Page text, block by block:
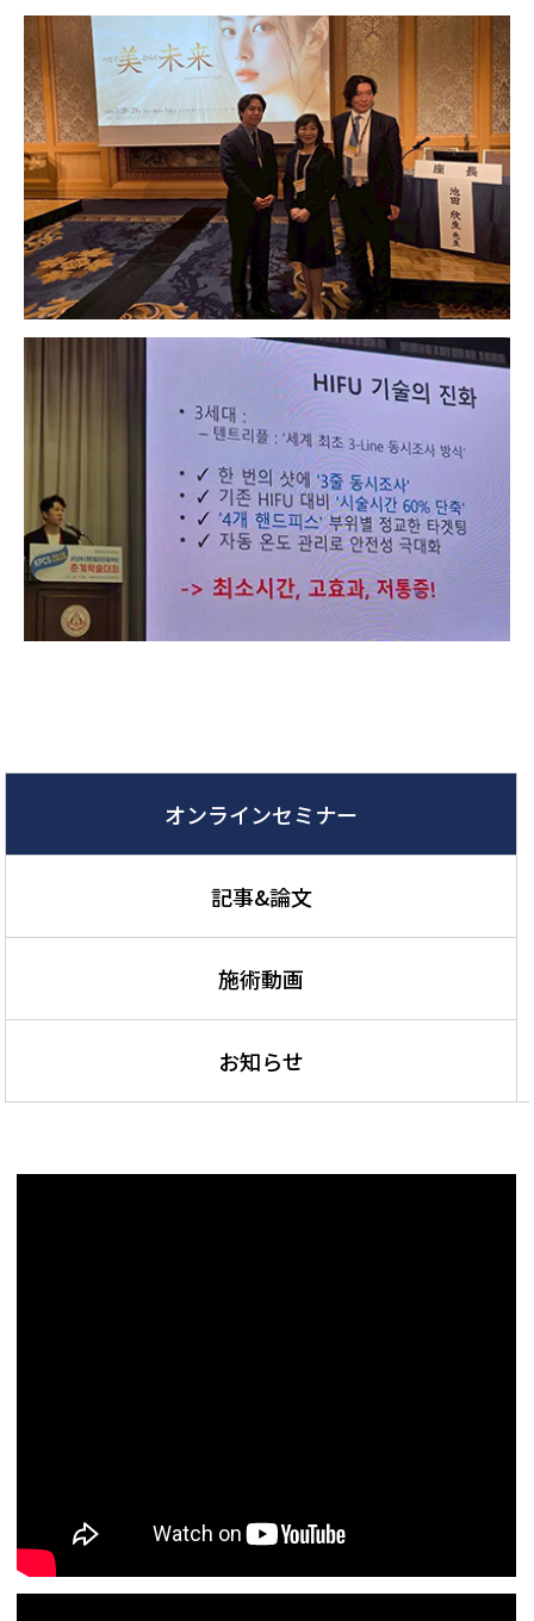
オンラインセミナー
記事&論文
施術動画
お知らせ